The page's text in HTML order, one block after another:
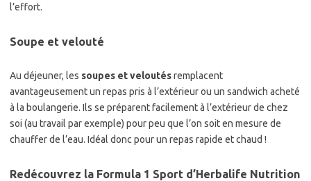
l’effort.
Soupe et velouté
Au déjeuner, les soupes et veloutésremplacent
avantageusement un repas pris à l’extérieur ou un sandwich acheté
à la boulangerie. Ils se préparent facilement à l’extérieur de chez
soi (au travail par exemple) pour peu que l’on soit en mesure de
chauffer de l’eau. Idéal donc pour un repas rapide et chaud !
Redécouvrez la Formula 1 Sport d’Herbalife Nutrition